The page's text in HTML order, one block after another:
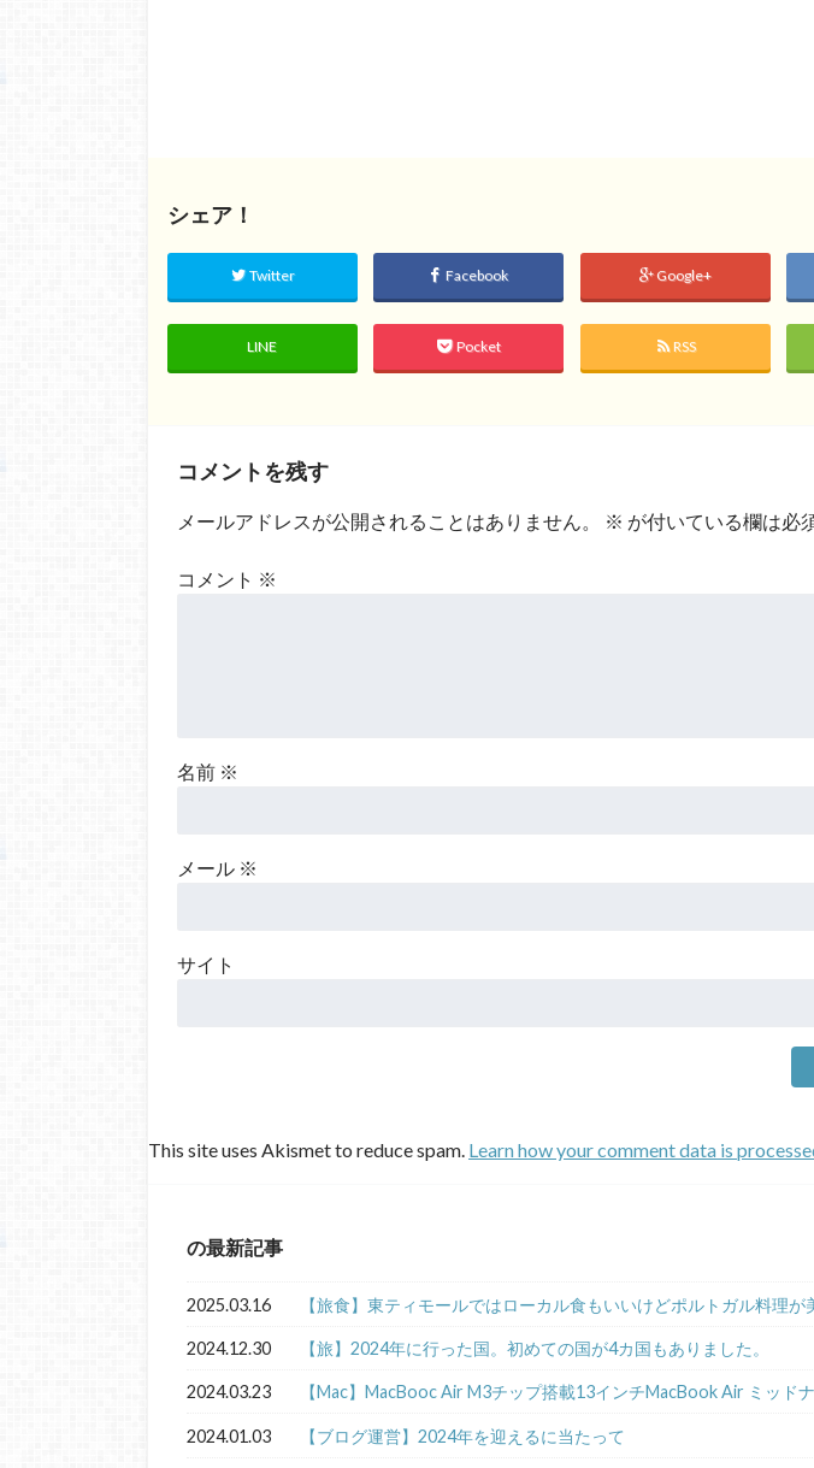
シェア！
Twitter Facebook Google+
LINE Pocket RSS
コメントを残す
メールアドレスが公開されることはありません。 ※ が付いている欄は必
コメント ※
名前 ※
メール ※
サイト
This site uses Akismet to reduce spam. Learn how your comment data is
の最新記事
2025.03.16 【旅食】東ティモールではローカル食もいいけどポルトガル料理が
2024.12.30 【旅】2024年に行った国。初めての国が4カ国もありました。
2024.03.23 【Mac】MacBooc Air M3チップ搭載13インチMacBook Air ミッド
2024.01.03 【ブログ運営】2024年を迎えるに当たって